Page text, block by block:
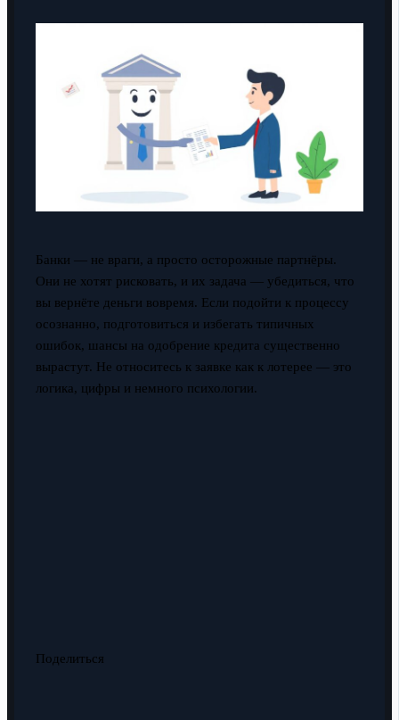
Банки — не враги, а просто осторожные партнёры.
Они не хотят рисковать, и их задача — убедиться, что
вы вернёте деньги вовремя. Если подойти к процессу
осознанно, подготовиться и избегать типичных
ошибок, шансы на одобрение кредита существенно
вырастут. Не относитесь к заявке как к лотерее — это
логика, цифры и немного психологии.
Поделиться